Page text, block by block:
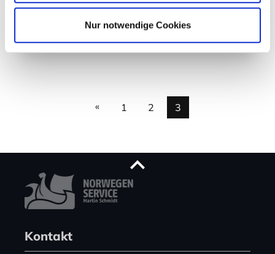
Nur notwendige Cookies
07. Juli 2013
« 1 2 3
Kontakt